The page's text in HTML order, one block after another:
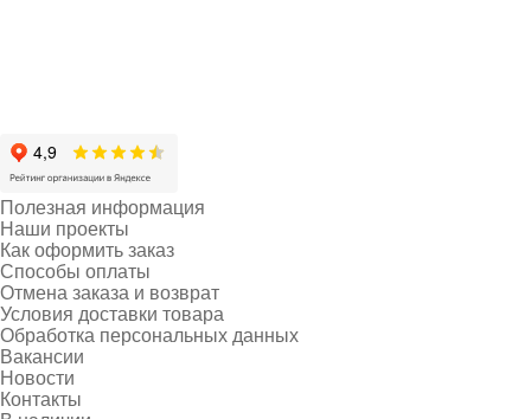
Полезная информация
Наши проекты
Как оформить заказ
Способы оплаты
Отмена заказа и возврат
Условия доставки товара
Обработка персональных данных
Вакансии
Новости
Контакты